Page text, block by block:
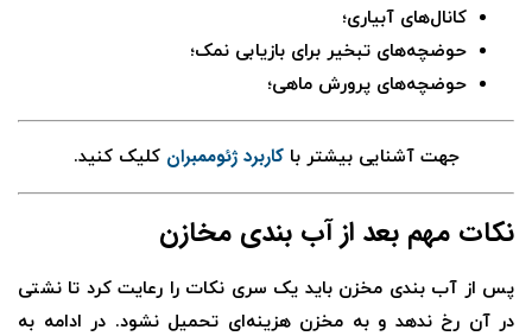
کانال‌های آبیاری؛
حوضچه‌های تبخیر برای بازیابی نمک؛
حوضچه‌های پرورش ماهی؛
جهت آشنایی بیشتر باکاربرد ژئوممبران کلیک کنید.
نکات مهم بعد از آب بندی مخازن
پس از آب بندی مخزن باید یک سری نکات را رعایت کرد تا نشتی
در آن رخ ندهد و به مخزن هزینه‌ای تحمیل نشود. در ادامه به